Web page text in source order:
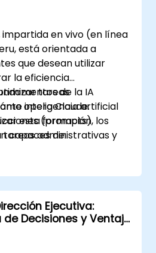
en vivo (en línea
está orientada a
que desean utilizar
la eficiencia
tareas
inteligencia artificial
esta formación, los
capaces de:
de la IA
opera Claude.
(prompts)
administrativas y
documentos, correos
utilizando IA.
y optimizar las
del día a día.
como apoyo para el
datos y hojas de cálculo.
Ejecutiva:
de Decisiones y Ventaja